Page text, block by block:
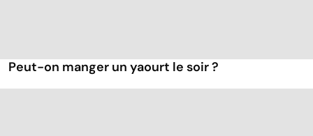
Peut-on manger un yaourt le soir ?